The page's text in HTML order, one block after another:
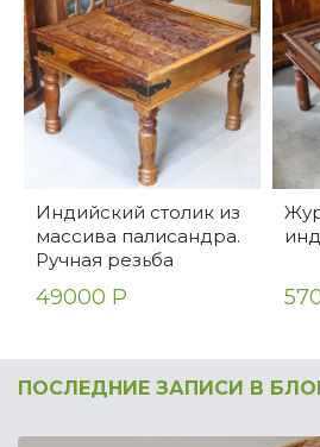
Индийский столик из
массива палисандра.
Ручная резьба
49000 Р
ПОСЛЕДНИЕ ЗАПИСИ В